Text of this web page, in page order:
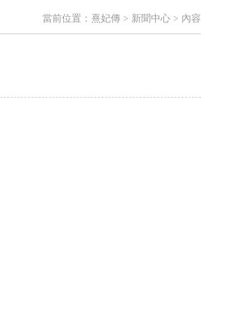
當前位置： 熹妃傳 > 新聞中心 > 內容